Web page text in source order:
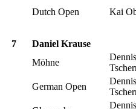
Dutch Open Kai
7 Daniel Krause
Möhne
Dennis
German Open
Dennis
Dennis